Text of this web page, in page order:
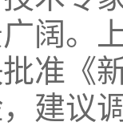
阔。
准《
建议